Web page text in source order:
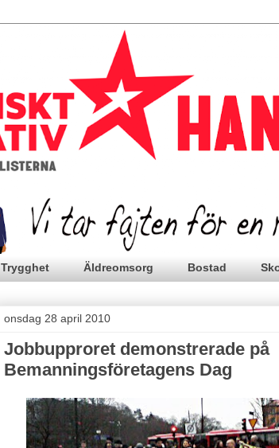
Trygghet Äldreomsorg Bostad
onsdag 28 april 2010
Jobbupproret demonstrerade på
Bemanningsföretagens Dag